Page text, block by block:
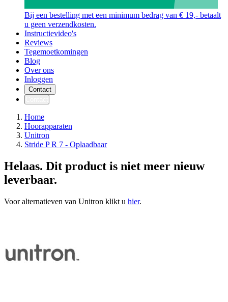
Bij een bestelling met een minimum bedrag van € 19,- betaalt
u geen verzendkosten.
Instructievideo's
Reviews
Tegemoetkomingen
Blog
Over ons
Inloggen
Contact
Home
Hoorapparaten
Unitron
Stride P R 7 - Oplaadbaar
Helaas. Dit product is niet meer nieuw
leverbaar.
Voor alternatieven van Unitron klikt u hier.